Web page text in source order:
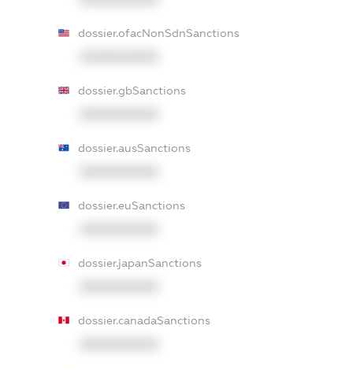
dossier.ofacNonSdnSanctions
dossier.gbSanctions
dossier.ausSanctions
dossier.euSanctions
dossier.japanSanctions
dossier.canadaSanctions